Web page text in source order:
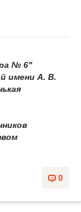
№ 6"
имени А. В.
0